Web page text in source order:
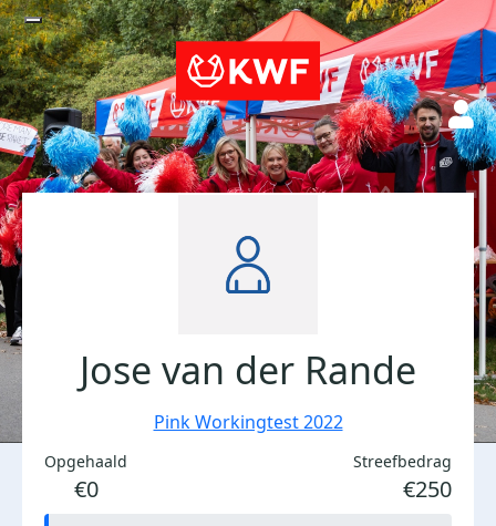
Jose van der Rande
Pink Workingtest 2022
Opgehaald
€0
Streefbedrag
€250